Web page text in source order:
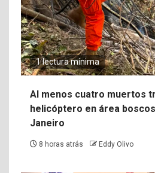
1 lectura mínima
Al menos cuatro muertos
helicóptero en área
Janeiro
8 horas atrás Eddy Olivo